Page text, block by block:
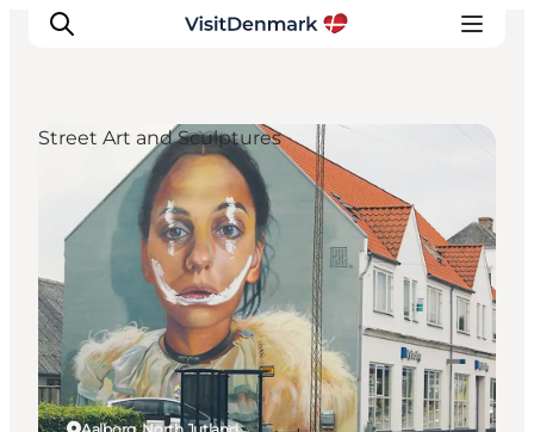
Ispirazioni
Dove andare
Cosa fare
Dove dormire
Pianifica il viaggio
Street Art and Sculptures